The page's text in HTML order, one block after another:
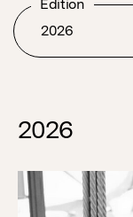
Édition
2026